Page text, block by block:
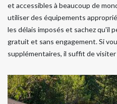
et accessibles à beaucoup de
utiliser des équipements
les délais imposés et sachez qu'il
gratuit et sans engagement. Si
supplémentaires, il suffit de